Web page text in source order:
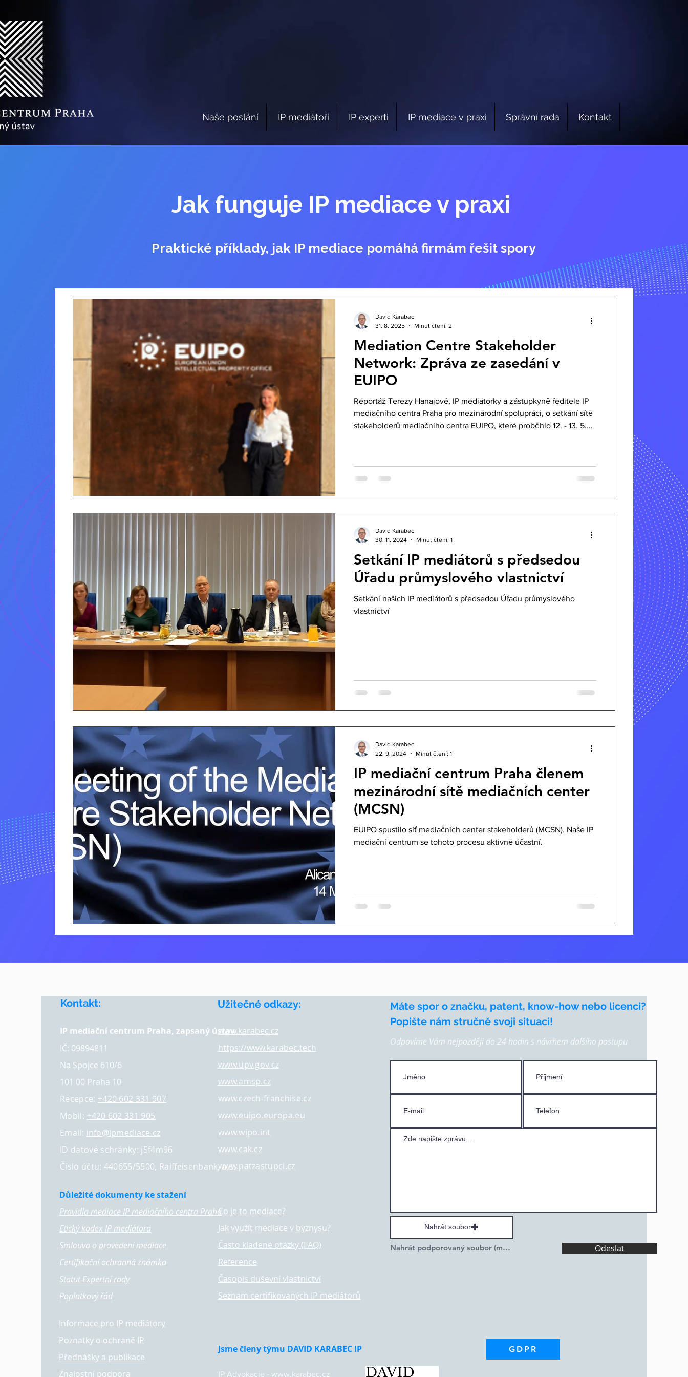
Naše poslání IP mediátoři IP experti IP mediace v praxi Správní rada Kontakt
Jak funguje IP mediace v praxi
Praktické příklady, jak IP mediace pomáhá firmám řešit spory
Mediation Centre Stakeholder
Network: Zpráva ze zasedání v
EUIPO
Reportáž Terezy Hanajové, IP mediátorky a zástupkyně ředitele IP
mediačního centra Praha pro mezinárodní spolupráci, o setkání sítě
stakeholderů mediačního centra EUIPO, které proběhlo 12. - 13. 5.
David Karabec
31. 8. 2025
Minut čtení: 2
Setkání IP mediátorů s předsedou
Úřadu průmyslového vlastnictví
Setkání našich IP mediátorů s předsedou Úřadu průmyslového
vlastnictví
David Karabec
30. 11. 2024
Minut čtení: 1
IP mediační centrum Praha členem
mezinárodní sítě mediačních center
(MCSN)
EUIPO spustilo síť mediačních center stakeholderů (MCSN). Naše IP
mediační centrum se tohoto procesu aktivně účastní.
David Karabec
22. 9. 2024
Minut čtení: 1
Kontakt:
IP mediační centrum Praha, zapsaný ústav
IČ: 09894811
Na Spojce 610/6
101 00 Praha 10
Recepce: +420 602 331 907
Mobil: +420 602 331 905
Email: info@ipmediace.cz
ID datové schránky: j5f4m96
Číslo účtu: 440655/5500, Raiffeisenbank, a.s.
Důležité dokumenty ke stažení
Pravidla mediace IP mediačního centra Praha
Etický kodex IP mediátora
Smlouva o provedení mediace
Certifikační ochranná známka
Statut Expertní rady
Poplatkový řád
Informace pro IP mediátory
Poznatky o ochraně IP
Přednášky a publikace
Znalostní podpora
​Užitečné odkazy:
www.karabec.cz
https://www.karabec.tech
www.upv.gov.cz
www.amsp.cz
www.czech-franchise.cz
www.euipo.europa.eu
www.wipo.int
www.cak.cz
www.patzastupci.cz
Co je to mediace?
Jak využít mediace v byznysu?
Často kladené otázky (FAQ)
Reference
Časopis duševní vlastnictví
Seznam certifikovaných IP mediátorů
Jsme členy týmu DAVID KARABEC IP
IP Advokacie - www.karabec.cz
Máte spor o značku, patent, know-how nebo licenci?
Popište nám stručně svoji situaci!
Odpovíme Vám nejpozději do 24 hodin s návrhem dalšího postupu
Nahrát soubor
Nahrát podporovaný soubor (max. 15 MB) Odeslat
GDPR